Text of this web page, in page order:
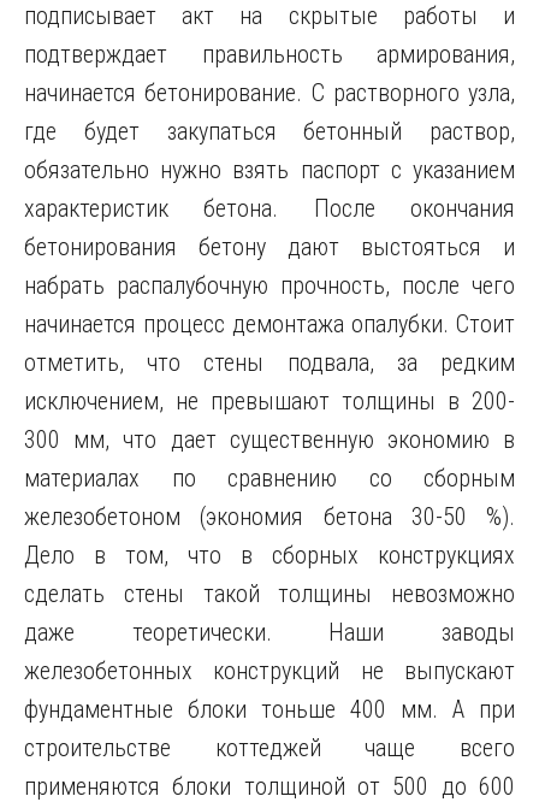
подписывает акт на скрытые работы и
подтверждает правильность армирования,
начинается бетонирование. С растворного узла,
где будет закупаться бетонный раствор,
обязательно нужно взять паспорт с указанием
характеристик бетона. После окончания
бетонирования бетону дают выстояться и
набрать распалубочную прочность, после чего
начинается процесс демонтажа опалубки. Стоит
отметить, что стены подвала, за редким
исключением, не превышают толщины в 200-
300 мм, что дает существенную экономию в
материалах по сравнению со сборным
железобетоном (экономия бетона 30-50 %).
Дело в том, что в сборных конструкциях
сделать стены такой толщины невозможно
даже теоретически. Наши заводы
железобетонных конструкций не выпускают
фундаментные блоки тоньше 400 мм. А при
строительстве коттеджей чаще всего
применяются блоки толщиной от 500 до 600